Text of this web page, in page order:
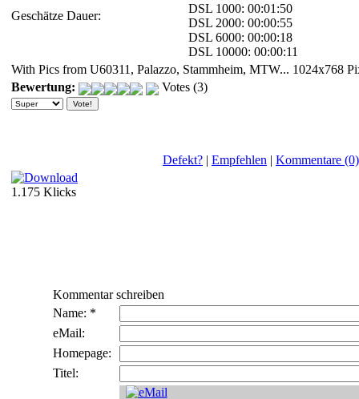
Geschätze Dauer:
DSL 1000: 00:01:50
DSL 2000: 00:00:55
DSL 6000: 00:00:18
DSL 10000: 00:00:11
With Pics from U60311, Palazzo, Stammheim, MTW... 1024x768
Bewertung:
Votes (3)
Defekt? | Empfehlen | Kommentare (0)
1.175 Klicks
Kommentar schreiben
Name: *
eMail:
Homepage:
Titel: